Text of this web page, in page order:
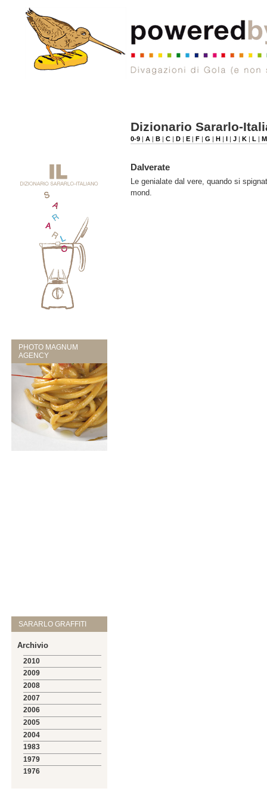
PHOTO MAGNUM
AGENCY
SARARLO GRAFFITI
Archivio
2010
2009
2008
2007
2006
2005
2004
1983
1979
1976
Dizionario Sararlo-
0-9 |A |B |C |D |E |F |G |H |I |J |K |L |M
Dalverate
Le genialate dal vere, quando si
mond.